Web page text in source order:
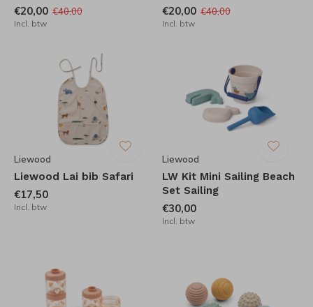
€20,00 €40,00
Incl. btw
€20,00 €40,00
Incl. btw
Liewood
Liewood Lai bib Safari
€17,50
Incl. btw
Liewood
LW Kit Mini Sailing Beach
Set Sailing
€30,00
Incl. btw